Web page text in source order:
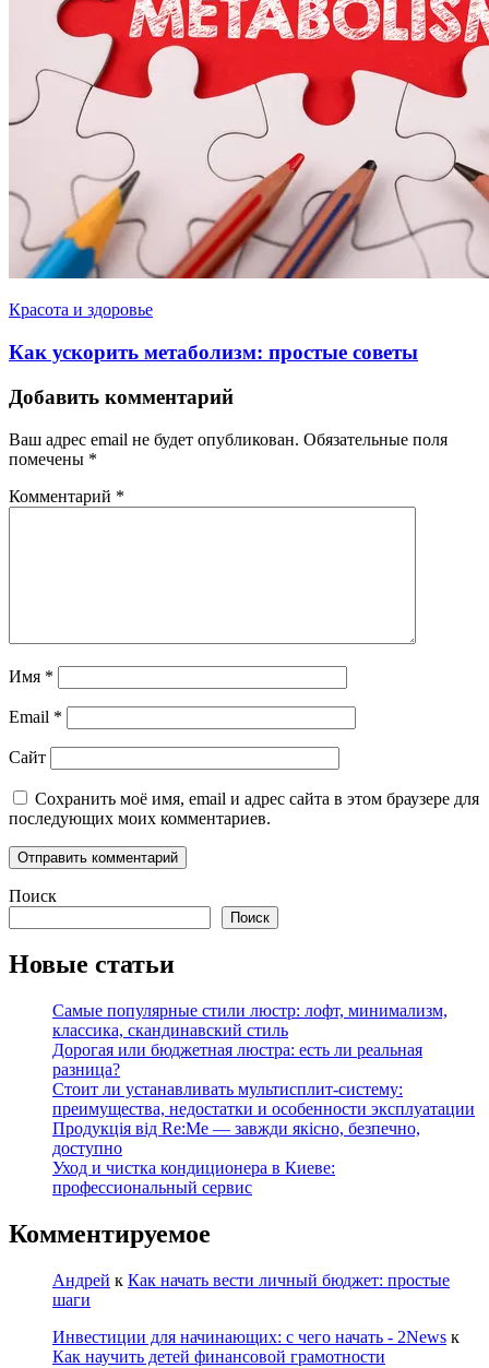
Красота и здоровье
Как ускорить метаболизм: простые советы
Добавить комментарий
Ваш адрес email не будет опубликован. Обязательные поля
помечены *
Комментарий *
Имя *
Email *
Сайт
Сохранить моё имя, email и адрес сайта в этом браузере для
последующих моих комментариев.
Поиск
Поиск
Новые статьи
Самые популярные стили люстр: лофт, минимализм,
классика, скандинавский стиль
Дорогая или бюджетная люстра: есть ли реальная
разница?
Стоит ли устанавливать мультисплит-систему:
преимущества, недостатки и особенности эксплуатации
Продукція від Re:Me — завжди якісно, безпечно,
доступно
Уход и чистка кондиционера в Киеве:
профессиональный сервис
Комментируемое
Андрей к Как начать вести личный бюджет: простые
шаги
Инвестиции для начинающих: с чего начать - 2News к
Как научить детей финансовой грамотности